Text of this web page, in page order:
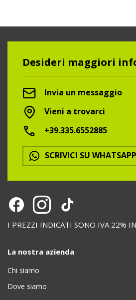
Desideri maggiori
Invia un messaggio
Vieni a trovarci
+39.335.6552885
SCRIVICI SU WHATSAPP
I PREZZI INDICATI SONO IVA 22%
La nostra azienda
Chi siamo
Dove siamo